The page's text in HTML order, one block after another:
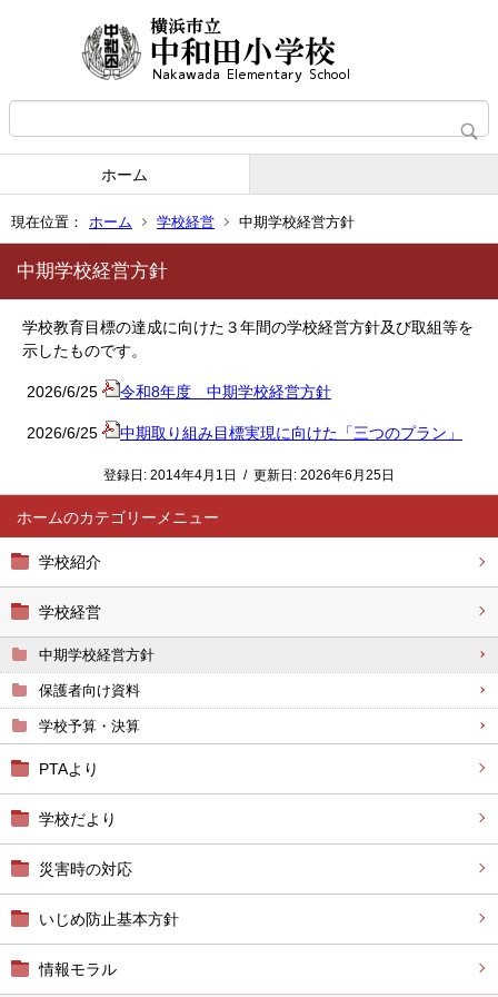
ホーム
現在位置： ホーム 学校経営 中期学校経営方針
ホーム
学校紹介
学校経営
中期学校経営方針
保護者向け資料
学校予算・決算
PTAより
学校だより
災害時の対応
いじめ防止基本方針
情報モラル
中期学校経営方針
学校教育目標の達成に向けた３年間の学校経営方針及び取組等を
示したものです。
2026/6/25 令和8年度 中期学校経営方針
2026/6/25 中期取り組み目標実現に向けた「三つのプラン」
登録日: 2014年4月1日 / 更新日: 2026年6月25日